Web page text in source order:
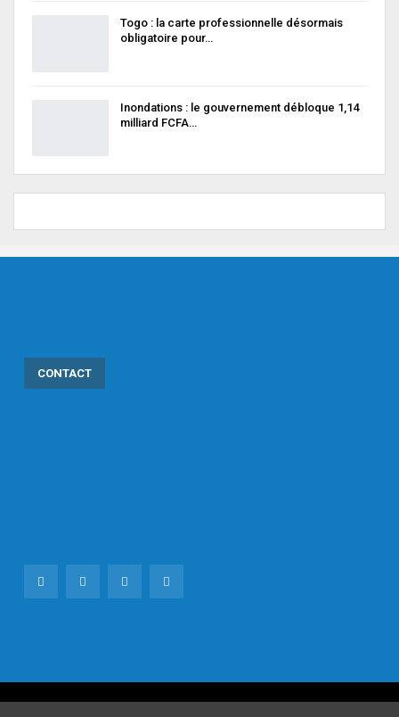
Togo : la carte professionnelle désormais
obligatoire pour…
Inondations : le gouvernement débloque 1,14
milliard FCFA…
CONTACT